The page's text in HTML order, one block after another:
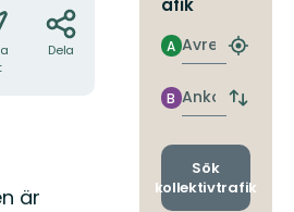
Dela
är
afik
Avresa
A
Hitta
Ankomst
B
Byt
och
Sök
kollektivtrafik